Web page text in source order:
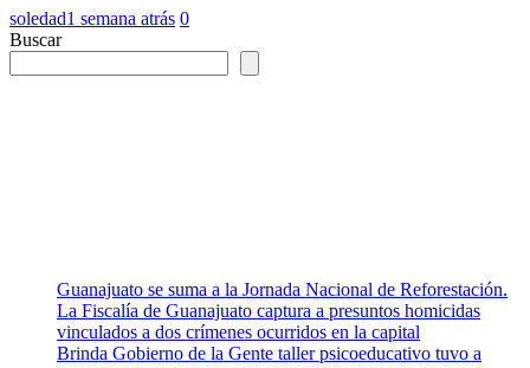
soledad1 semana atrás 0
Buscar
Guanajuato se suma a la Jornada Nacional de Reforestación.
La Fiscalía de Guanajuato captura a presuntos homicidas
vinculados a dos crímenes ocurridos en la capital
Brinda Gobierno de la Gente taller psicoeducativo tuvo a